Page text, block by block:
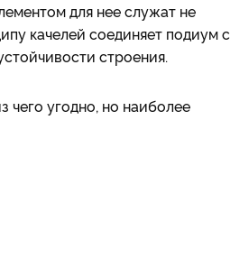
для нее служат не
качелей соединяет подиум с
строения.
чего угодно, но наиболее